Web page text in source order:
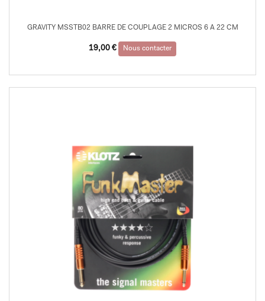
GRAVITY MSSTB02 BARRE DE COUPLAGE 2 MICROS 6 A 22 CM
19,00 € Nous contacter